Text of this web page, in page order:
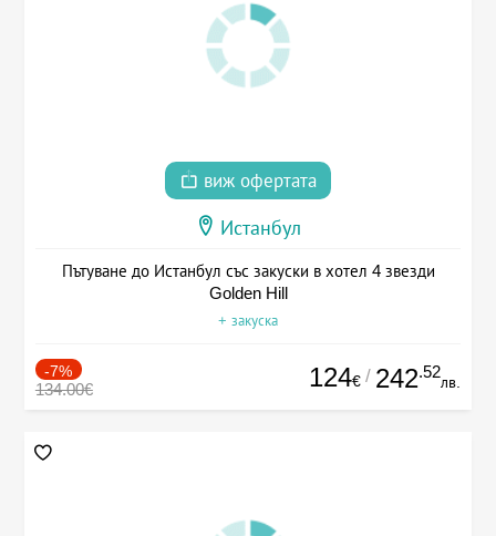
виж офертата
Истанбул
Пътуване до Истанбул със закуски в хотел 4 звезди
Golden Hill
+ закуска
-7%
134.00€ 124€ / 242.52
лв.